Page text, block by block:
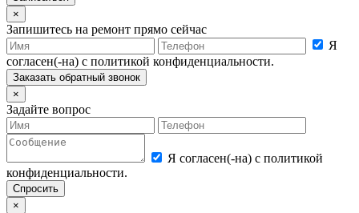
×
Запишитесь на ремонт прямо сейчас
Я
согласен(-на) с политикой конфиденциальности.
×
Задайте вопрос
Я согласен(-на) с политикой
конфиденциальности.
×